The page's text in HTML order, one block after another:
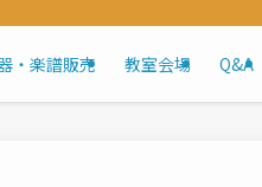
・楽譜販売 教室会場 Q&A